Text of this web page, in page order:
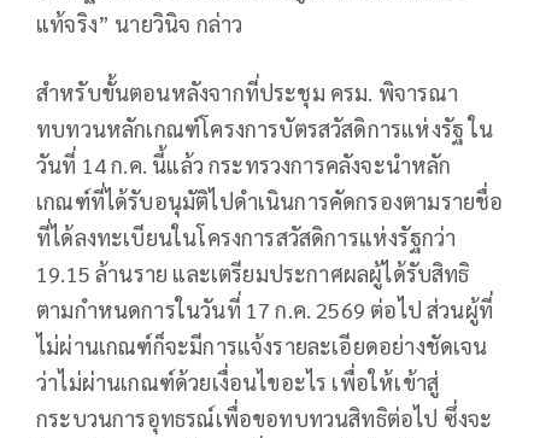
แท้จริง” นายวินิจ กล่าว
สำหรับขั้นตอนหลังจากที่ประชุม ครม. พิจารณา
ทบทวนหลักเกณฑ์โครงการบัตรสวัสดิการแห่งรัฐ ใน
วันที่ 14 ก.ค. นี้แล้ว กระทรวงการคลังจะนำหลัก
เกณฑ์ที่ได้รับอนุมัติไปดำเนินการคัดกรองตามรายชื่อ
ที่ได้ลงทะเบียนในโครงการสวัสดิการแห่งรัฐกว่า
19.15 ล้านราย และเตรียมประกาศผลผู้ได้รับสิทธิ
ตามกำหนดการในวันที่ 17 ก.ค. 2569 ต่อไป ส่วนผู้ที่
ไม่ผ่านเกณฑ์ก็จะมีการแจ้งรายละเอียดอย่างชัดเจน
ว่าไม่ผ่านเกณฑ์ด้วยเงื่อนไขอะไร เพื่อให้เข้าสู่
กระบวนการอุทธรณ์เพื่อขอทบทวนสิทธิต่อไป ซึ่งจะ